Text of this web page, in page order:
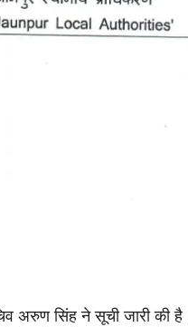
अरुण सिंह ने सूची जारी की